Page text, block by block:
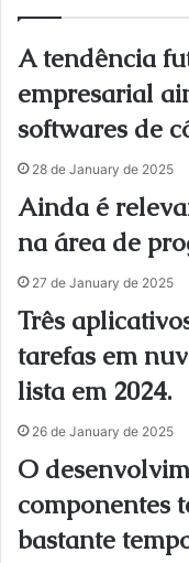
A tendência
empresarial
softwares de
28 de January de 2025
Ainda é
na área de
27 de January de 2025
Três
tarefas em
lista em 2024.
26 de January de 2025
O
componentes
bastante